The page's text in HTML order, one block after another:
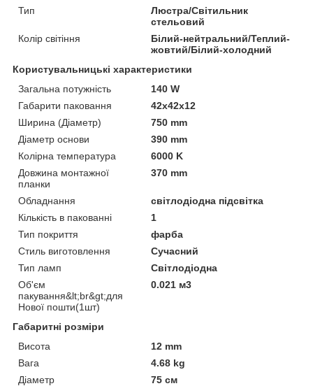
Тип
Люстра/Світильник
стельовий
Колір світіння
Білий-нейтральний/Теплий-
жовтий/Білий-холодний
Користувальницькі характеристики
Загальна потужність
140 W
Габарити паковання
42x42x12
Ширина (Діаметр)
750 mm
Діаметр основи
390 mm
Колірна температура
6000 K
Довжина монтажної
планки
370 mm
Обладнання
світлодіодна підсвітка
Кількість в пакованні
1
Тип покриття
фарба
Стиль виготовлення
Сучасний
Тип ламп
Світлодіодна
Об'єм
пакування&lt;br&gt;для
Нової пошти(1шт)
0.021 м3
Габаритні розміри
Висота
12 mm
Вага
4.68 kg
Діаметр
75 см